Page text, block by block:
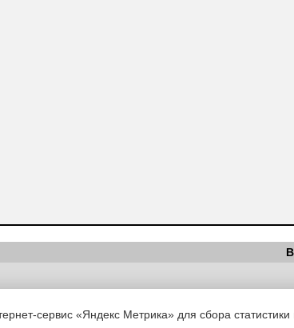
Copyright (c) |Вестник Педагога|
сервис «Яндекс Метрика» для сбора